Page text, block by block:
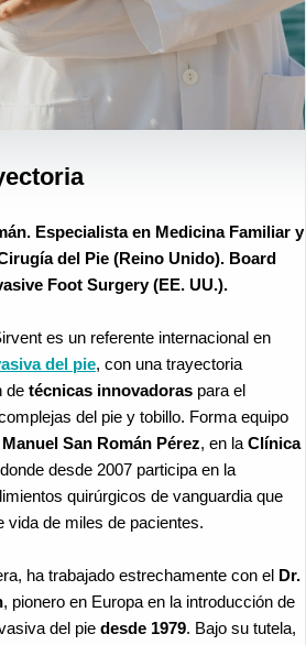
Especialista en Medicina Familiar y
del Pie (Reino Unido). Board
Foot Surgery (EE. UU.).
es un referente internacional en
del pie, con una trayectoria
de técnicas innovadoras para el
del pie y tobillo. Forma equipo
Manuel San Román Pérez, en la Clínica
desde 2007 participa en la
quirúrgicos de vanguardia que
vida de miles de pacientes.
ha trabajado estrechamente con el
Dr.
, pionero en Europa en la introducción de
del pie desde 1979. Bajo su tutela,